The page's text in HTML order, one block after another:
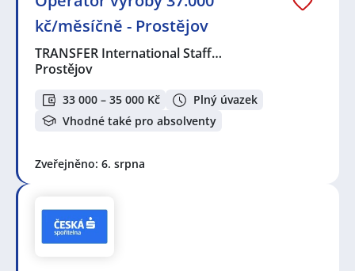
kč/měsíčně - Prostějov
TRANSFER International Staff…
Prostějov
33 000 – 35 000 Kč
Plný úvazek
Vhodné také pro absolventy
Zveřejněno: 6. srpna